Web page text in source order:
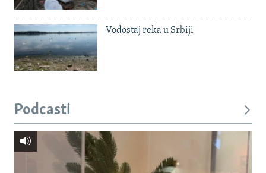
Vodostaj reka u Srbiji
Podcasti